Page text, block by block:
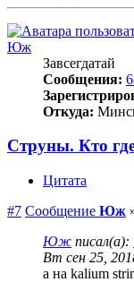
Юж
Завсегдатай
Сообщения:
Откуда:
Струны. Кто
Цитата
#7 Сообщение Юж
Юж писал(а):
Вт сен 25,
а на kalium